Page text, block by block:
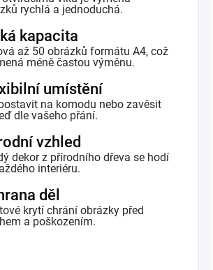
rychlá a jednoduchá.
kapacita
až 50 obrázků formátu A4, což
méně častou výměnu.
umístění
na komodu nebo zavěsit
dle vašeho přání.
vzhled
dekor z přírodního dřeva se hodí
interiéru.
děl
krytí chrání obrázky před
a poškozením.